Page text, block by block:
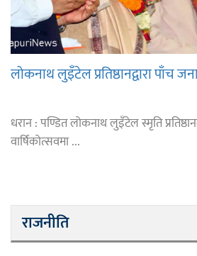
लोकनाथ लुइँटेल प्रतिष्ठानद्वारा पाँच
धरान : पण्डित लोकनाथ लुइँटेल स्मृति
वार्षिकोत्सवमा ...
राजनीति